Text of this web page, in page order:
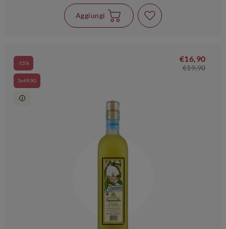
Aggiungi
-15%
3x49,90
. i
€16,90
€19,90